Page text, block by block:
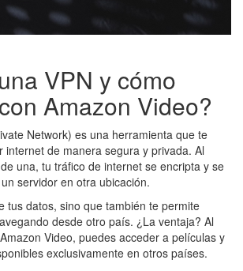
VPN y cómo
Amazon Video?
Network) es una herramienta que te
internet de manera segura y privada. Al
una, tu tráfico de internet se encripta y se
servidor en otra ubicación.
tus datos, sino que también te permite
desde otro país. ¿La ventaja? Al
Video, puedes acceder a películas y
exclusivamente en otros países.